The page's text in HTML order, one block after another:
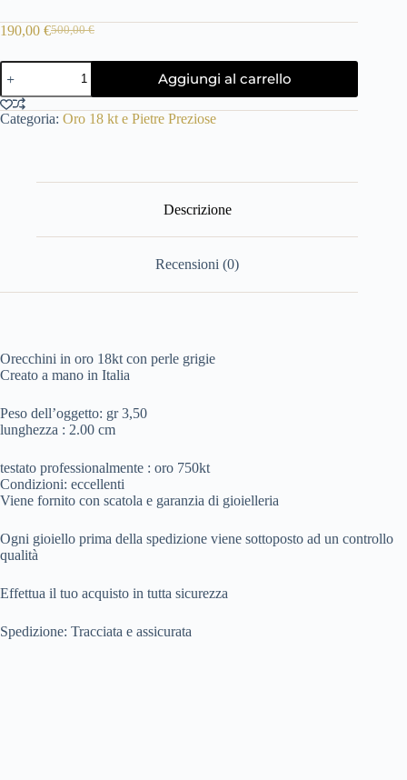
500,00€
Il
500,00 €.
190,00 €Il
190,00 €.
orecchini
oro
18KT
con
perle
Aggiungi al carrello
Categoria: Oro 18 kt e Pietre Preziose
Descrizione
Recensioni (0)
Orecchini in oro 18kt con perle grigie
Creato a mano in Italia
Peso dell’oggetto: gr 3,50
lunghezza : 2.00 cm
testato professionalmente : oro 750kt
Condizioni: eccellenti
Viene fornito con scatola e garanzia di gioielleria
Ogni gioiello prima della spedizione viene sottoposto ad un controllo
qualità
Effettua il tuo acquisto in tutta sicurezza
Spedizione: Tracciata e assicurata